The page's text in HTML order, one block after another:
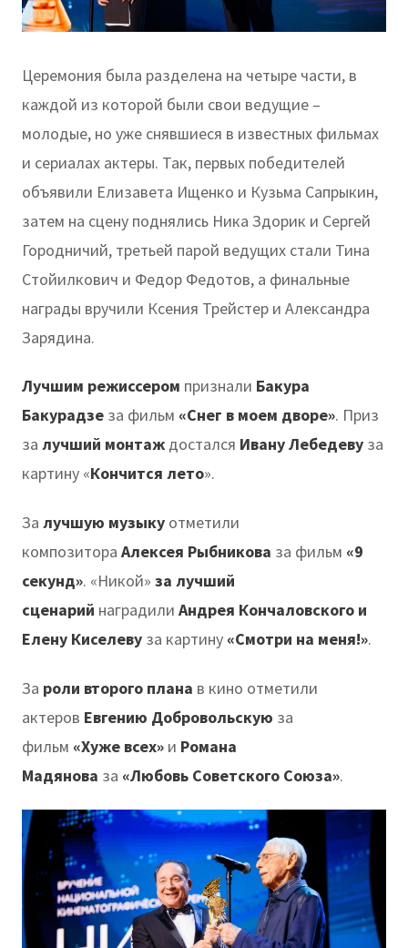
Церемония была разделена на четыре части, в
каждой из которой были свои ведущие –
молодые, но уже снявшиеся в известных фильмах
и сериалах актеры. Так, первых победителей
объявили Елизавета Ищенко и Кузьма Сапрыкин,
затем на сцену поднялись Ника Здорик и Сергей
Городничий, третьей парой ведущих стали Тина
Стойилкович и Федор Федотов, а финальные
награды вручили Ксения Трейстер и Александра
Зарядина.
Лучшим режиссером признали Бакура
Бакурадзе за фильм «Снег в моем дворе». Приз
за лучший монтаж достался Ивану Лебедеву за
картину «Кончится лето».
За лучшую музыку отметили
композитора Алексея Рыбникова за фильм «9
секунд». «Никой» за лучший
сценарий наградили Андрея Кончаловского и
Елену Киселеву за картину «Смотри на меня!».
За роли второго плана в кино отметили
актеров Евгению Добровольскую за
фильм «Хуже всех» и Романа
Мадянова за «Любовь Советского Союза».